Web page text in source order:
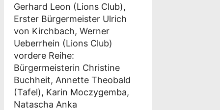
Gerhard Leon (Lions Club),
Erster Bürgermeister Ulrich
von Kirchbach, Werner
Ueberrhein (Lions Club)
vordere Reihe:
Bürgermeisterin Christine
Buchheit, Annette Theobald
(Tafel), Karin Moczygemba,
Natascha Anka